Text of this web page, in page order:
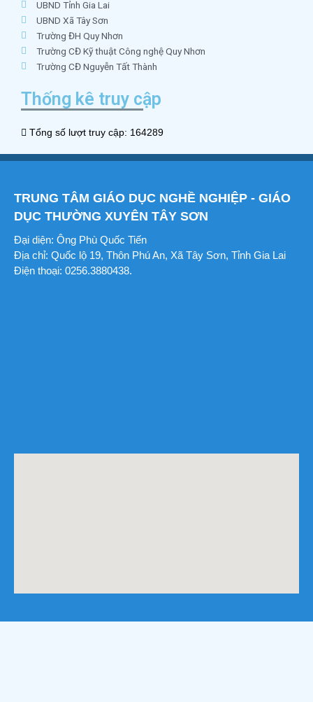
UBND Tỉnh Gia Lai
UBND Xã Tây Sơn
Trường ĐH Quy Nhơn
Trường CĐ Kỹ thuật Công nghệ Quy Nhơn
Trường CĐ Nguyễn Tất Thành
Thống kê truy cập
Tổng số lượt truy cập: 164289
TRUNG TÂM GIÁO DỤC NGHỀ NGHIỆP - GIÁO
DỤC THƯỜNG XUYÊN TÂY SƠN
Đại diện: Ông Phù Quốc Tiến
Địa chỉ: Quốc lộ 19, Thôn Phú An, Xã Tây Sơn, Tỉnh Gia Lai
Điện thoại: 0256.3880438.